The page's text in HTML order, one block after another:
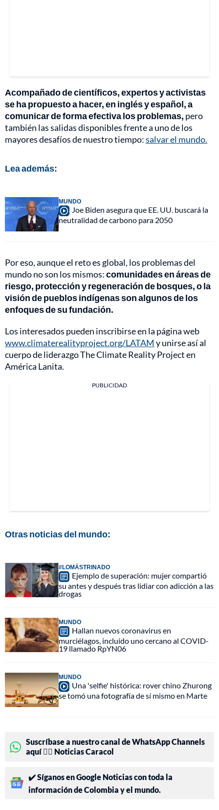
Acompañado de científicos, expertos y activistas
se ha propuesto a hacer, en inglés y español, a
comunicar de forma efectiva los problemas, pero
también las salidas disponibles frente a uno de los
mayores desafíos de nuestro tiempo:salvar el mundo.
Lea además:
MUNDO
Joe Biden asegura que EE. UU. buscará la
neutralidad de carbono para 2050
Por eso, aunque el reto es global, los problemas del
mundo no son los mismos:comunidades en áreas de
riesgo, protección y regeneración de bosques, o la
visión de pueblos indígenas son algunos de los
enfoques de su fundación.
Los interesados pueden inscribirse en la página web
www.climaterealityproject.org/LATAM y unirse así al
cuerpo de liderazgo The Climate Reality Project en
América Lanita.
PUBLICIDAD
Otras noticias del mundo:
#LOMÁSTRINADO
Ejemplo de superación: mujer compartió
su antes y después tras lidiar con adicción a las
drogas
MUNDO
Hallan nuevos coronavirus en
murciélagos, incluido uno cercano al COVID-
19 llamado RpYN06
MUNDO
Una 'selfie' histórica: rover chino Zhurong
se tomó una fotografía de sí mismo en Marte
Suscríbase a nuestro canal de WhatsApp Channels
aquí 👉🏻 Noticias Caracol
✔️ Síganos en Google Noticias con toda la
información de Colombia y el mundo.